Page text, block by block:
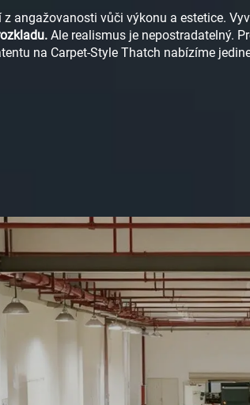
angažovanosti vůči výkonu a estetice.
Ale realismus je nepostradatelný.
na Carpet-Style Thatch nabízíme